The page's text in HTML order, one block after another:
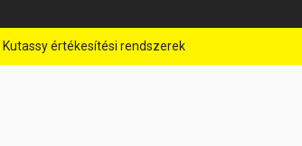
Kutassy értékesítési rendszerek